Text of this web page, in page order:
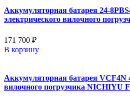
Аккумуляторная батарея 24-
электрического вилочного
171 700 ₽
В корзину
Аккумуляторная батарея VCF4N
вилочного погрузчика NICHIYU